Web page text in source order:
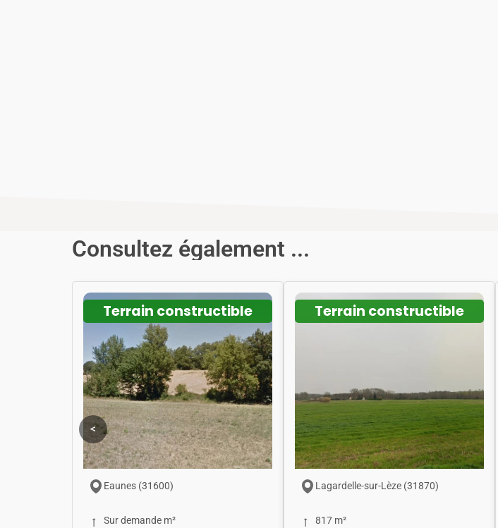
Consultez également ...
<
Terrain constructible
Eaunes (31600)
Sur demande m²
Terrain constructible
Lagardelle-sur-Lèze (31870)
817 m²